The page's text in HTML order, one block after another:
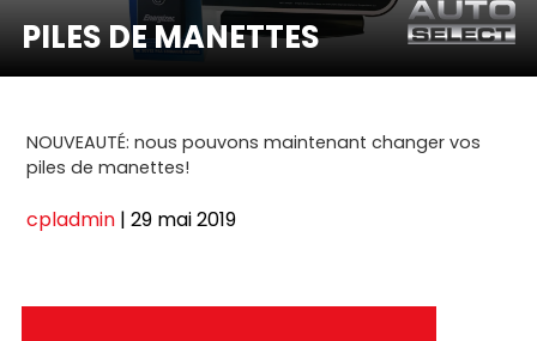
PILES DE MANETTES
NOUVEAUTÉ: nous pouvons maintenant changer vos
piles de manettes!
cpladmin |29 mai 2019